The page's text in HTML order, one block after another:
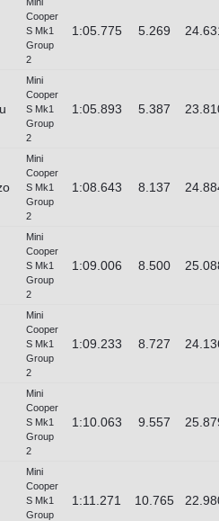
Cooper
S Mk1
Group
2
1:05.775 5.269
Mini
Cooper
S Mk1
Group
2
1:05.893 5.387
Mini
Cooper
S Mk1
Group
2
1:08.643 8.137
Mini
Cooper
S Mk1
Group
2
1:09.006 8.500
Mini
Cooper
S Mk1
Group
2
1:09.233 8.727
Mini
Cooper
S Mk1
Group
2
1:10.063 9.557
Mini
Cooper
S Mk1
Group
1:11.271 10.765